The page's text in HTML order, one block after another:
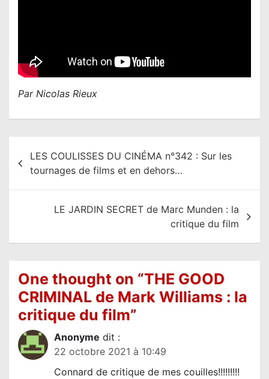
Par Nicolas Rieux
LES COULISSES DU CINÉMA n°342 : Sur les
tournages de films et en dehors…
LE JARDIN SECRET de Marc Munden : la
critique du film
One thought on “THE GOOD
CRIMINAL de Mark Williams : la
critique du film”
Anonyme dit :
22 octobre 2021 à 10:49
Connard de critique de mes couilles!!!!!!!!!